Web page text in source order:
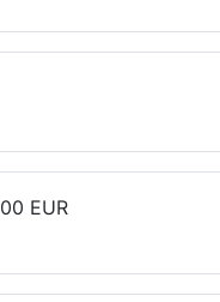
EUR